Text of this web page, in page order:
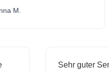
M.
Sehr guter